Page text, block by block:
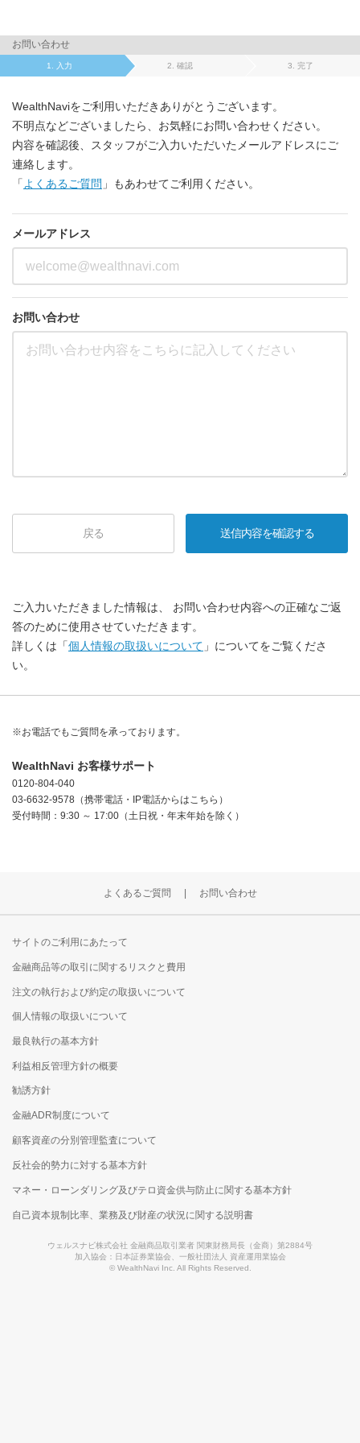
お問い合わせ
入力 確認 完了
WealthNaviをご利用いただきありがとうございます。
不明点などございましたら、お気軽にお問い合わせください。
内容を確認後、スタッフがご入力いただいたメールアドレスにご
連絡します。
「 よくあるご質問 」もあわせてご利用ください。
メールアドレス
お問い合わせ
戻る
ご入力いただきました情報は、 お問い合わせ内容への正確なご返
答のために使用させていただきます。
詳しくは「個人情報の取扱いについて 」についてをご覧くださ
い。
※お電話でもご質問を承っております。
WealthNavi お客様サポート
0120-804-040
03-6632-9578（携帯電話・IP電話からはこちら）
受付時間：9:30 ～ 17:00（土日祝・年末年始を除く）
よくあるご質問 お問い合わせ
サイトのご利用にあたって
金融商品等の取引に関するリスクと費用
注文の執行および約定の取扱いについて
個人情報の取扱いについて
最良執行の基本方針
利益相反管理方針の概要
勧誘方針
金融ADR制度について
顧客資産の分別管理監査について
反社会的勢力に対する基本方針
マネー・ローンダリング及びテロ資金供与防止に関する基本方針
自己資本規制比率、業務及び財産の状況に関する説明書
ウェルスナビ株式会社 金融商品取引業者 関東財務局長（金商）第2884号
加入協会：日本証券業協会、一般社団法人 資産運用業協会
© WealthNavi Inc. All Rights Reserved.